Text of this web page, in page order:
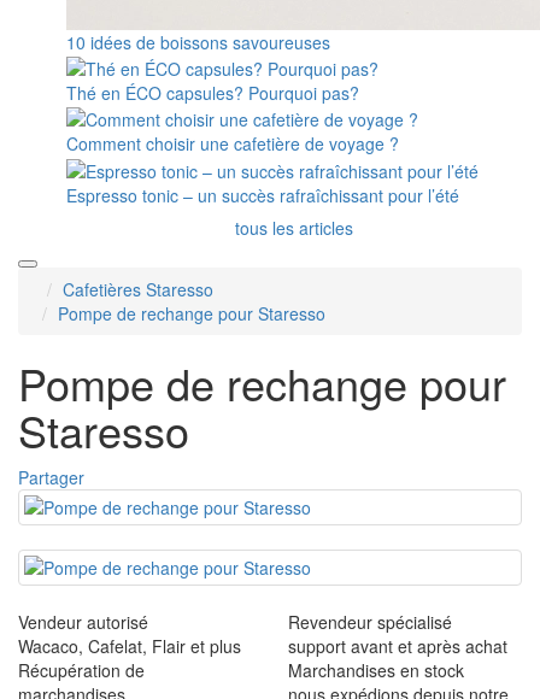
10 idées de boissons savoureuses
Thé en ÉCO capsules? Pourquoi pas?
Comment choisir une cafetière de voyage ?
Espresso tonic – un succès rafraîchissant pour l’été
tous les articles
Cafetières Staresso
Pompe de rechange pour Staresso
Pompe de rechange pour
Staresso
Partager
Vendeur autorisé
Wacaco, Cafelat, Flair et plus
Revendeur spécialisé
support avant et après achat
Récupération de
marchandises
Marchandises en stock
nous expédions depuis notre